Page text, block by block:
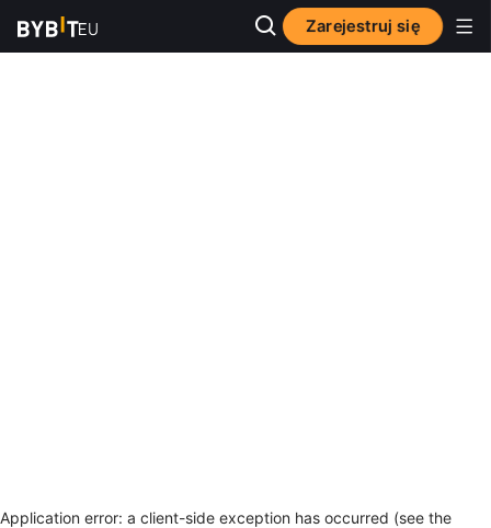
Zarejestruj się
Application error: a client-side exception has occurred (see the